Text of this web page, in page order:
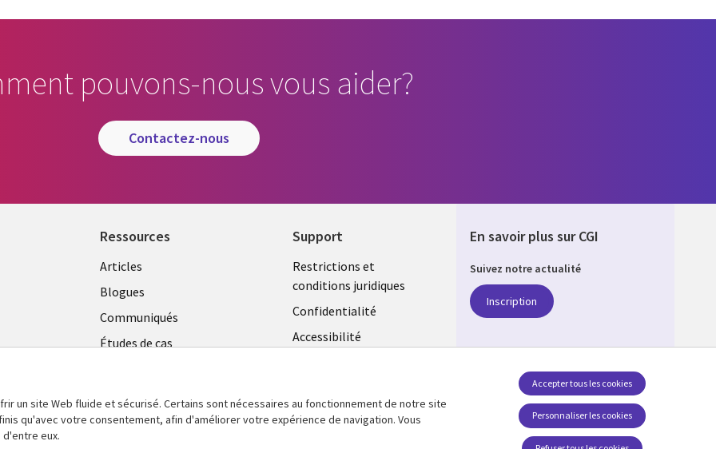
pouvons-nous vous aider?
contactez-nous
Ressources
Library
Links
CANADA
FR
Articles
Blogues
Communiqués
Études de cas
En voir plus
Support
Legal
CANADA
FR
Restrictions et
conditions juridiques
Confidentialité
Accessibilité
En savoir plus sur CGI
Suivez notre actualité
Inscription
SUIVEZ-NOUS
un site Web fluide et sécurisé. Certains sont nécessaires au fonctionnement de notre site
qu'avec votre consentement, afin d'améliorer votre expérience de navigation. Vous
eux.
Personnaliser les cookies
Accepter tous les cookies